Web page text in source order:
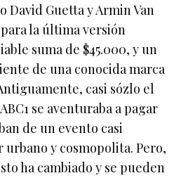
David Guetta y Armin Van
la última versión
suma de $45.000, y un
de una conocida marca
casi sózlo el
se aventuraba a pagar
de un evento casi
y cosmopolita. Pero,
ha cambiado y se pueden